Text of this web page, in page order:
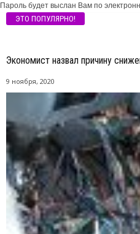
Пароль будет выслан Вам по
ЭТО ПОПУЛЯРНО!
Экономист назвал причину
9 ноября, 2020